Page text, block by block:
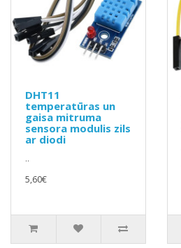
DHT11
temperatūras un
gaisa mitruma
sensora modulis zils
ar diodi
..
5,60€